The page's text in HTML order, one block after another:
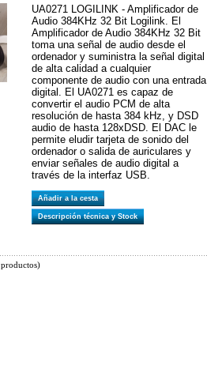
UA0271 LOGILINK - Amplificador de
Audio 384KHz 32 Bit Logilink. El
Amplificador de Audio 384KHz 32 Bit
toma una señal de audio desde el
ordenador y suministra la señal digital
de alta calidad a cualquier
componente de audio con una entrada
digital. El UA0271 es capaz de
convertir el audio PCM de alta
resolución de hasta 384 kHz, y DSD
audio de hasta 128xDSD. El DAC le
permite eludir tarjeta de sonido del
ordenador o salida de auriculares y
enviar señales de audio digital a
través de la interfaz USB.
Añadir a la cesta
Descripción técnica y Stock
productos)